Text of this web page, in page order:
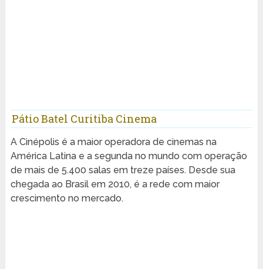
Pátio Batel Curitiba Cinema
A Cinépolis é a maior operadora de cinemas na
América Latina e a segunda no mundo com operação
de mais de 5.400 salas em treze países. Desde sua
chegada ao Brasil em 2010, é a rede com maior
crescimento no mercado.